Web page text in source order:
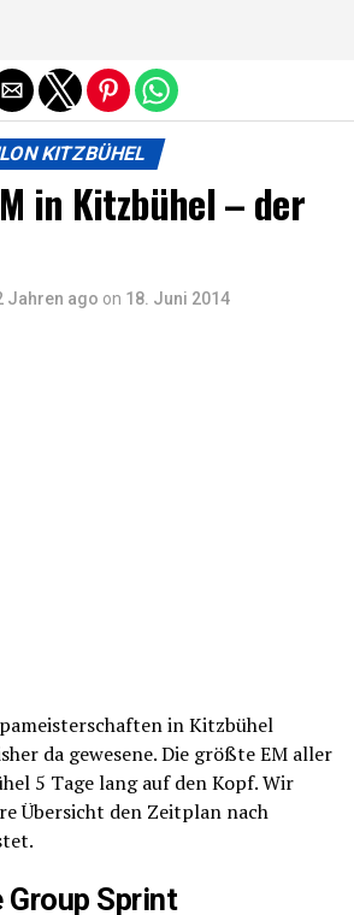
KITZBÜHEL
in Kitzbühel – der
Jahren ago on 18. Juni 2014
in Kitzbühel
da gewesene. Die größte EM aller
5 Tage lang auf den Kopf. Wir
Übersicht den Zeitplan nach
Sprint